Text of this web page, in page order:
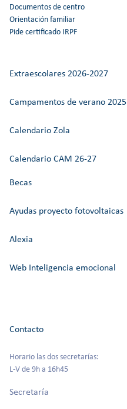
Documentos de centro
Orientación familiar
Pide certificado IRPF
Extraescolares 2026-2027
Campamentos de verano 2025
Calendario Zola
Calendario CAM 26-27
Becas
Ayudas proyecto fotovoltaicas
Alexia
Web Inteligencia emocional
Contacto
Horario las dos secretarías:
L-V de 9h a 16h45
Secretaría